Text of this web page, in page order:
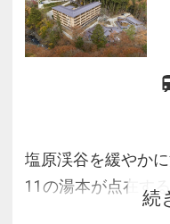
塩原渓谷を緩やか
11の湯本が点在す
の湯温泉 蓮月』が
続